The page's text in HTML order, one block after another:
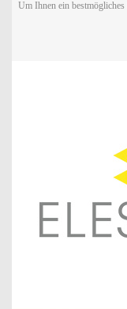
Um Ihnen ein